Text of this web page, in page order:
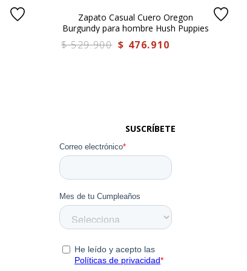
Zapato Casual Cuero Oregon
Burgundy para hombre Hush Puppies
$ 529.900 $ 476.910
SUSCRÍBETE